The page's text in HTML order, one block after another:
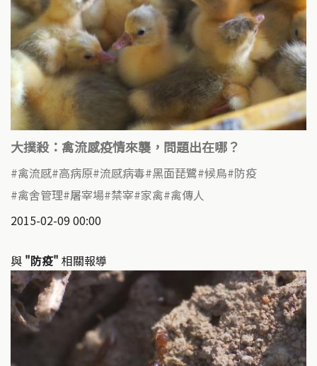
大撲殺：禽流感疫情來襲，問題出在哪？
禽流感 高病原 流感病毒 黑面琵鷺 候鳥 防疫
禽舍管理 屠宰場 禁宰 家禽 禽傳人
2015-02-09 00:00
與 "防疫" 相關報導